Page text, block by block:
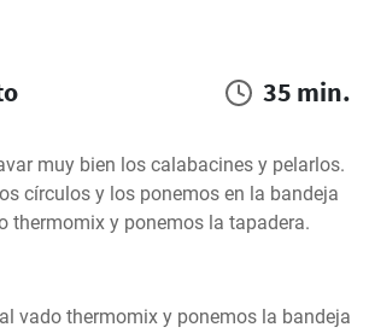
35 min.
muy bien los calabacines y pelarlos.
círculos y los ponemos en la bandeja
thermomix y ponemos la tapadera.
vado thermomix y ponemos la bandeja